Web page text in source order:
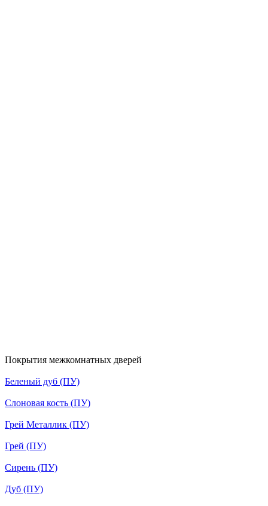
Покрытия межкомнатных дверей
Беленый дуб (ПУ)
Слоновая кость (ПУ)
Грей Металлик (ПУ)
Грей (ПУ)
Сирень (ПУ)
Дуб (ПУ)